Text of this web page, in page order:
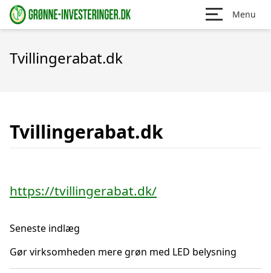
Menu
Tvillingerabat.dk
Tvillingerabat.dk
https://tvillingerabat.dk/
Seneste indlæg
Gør virksomheden mere grøn med LED belysning